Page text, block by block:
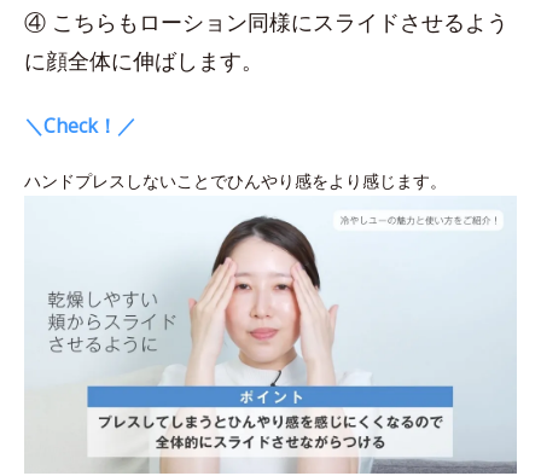
④ こちらもローション同様にスライドさせるよう
に顔全体に伸ばします。
＼Check！／
ハンドプレスしないことでひんやり感をより感じます。